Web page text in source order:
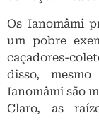
Os Ianomâmi
um pobre
caçadores-
disso,
Ianomâmi são
Claro, as